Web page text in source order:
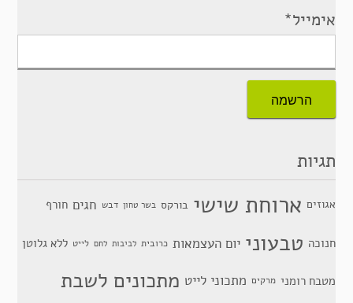
אימייל*
תגיות
אגוזים ארוחת שישי בורקס בשר טחון דבש חגים חורף
חנוכה טבעוני יום העצמאות כרובית לביבות לחם לייט ללא גלוטן
מטבח רומני מרקים מתכוני לייט מתכונים לשבת